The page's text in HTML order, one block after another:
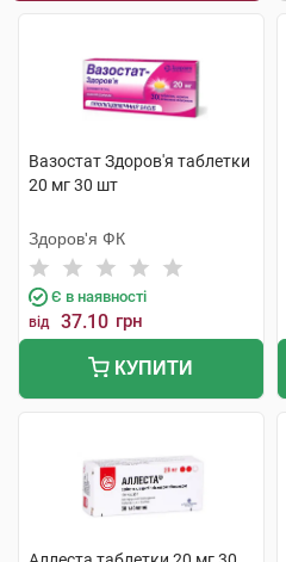
Вазостат Здоров'я таблетки
20 мг 30 шт
Здоров'я ФК
Є в наявності
від 37.10 грн
КУПИТИ